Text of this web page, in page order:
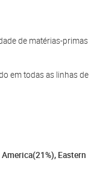
de matérias-primas
em todas as linhas de
Eastern